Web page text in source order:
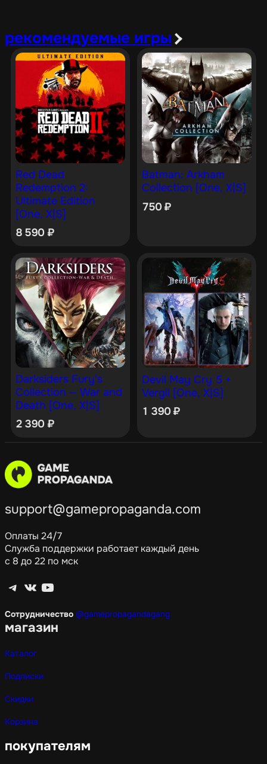
рекомендуемые игры
Red Dead
Redemption 2:
Ultimate Edition
[One, X|S]
8 590 ₽
Batman: Arkham
Collection [One, X|S]
750₽
Darksiders Fury’s
Collection — War and
Death [One, X|S]
2 390 ₽
Devil May Cry 5 +
Vergil [One, X|S]
1 390₽
support@gamepropaganda.com
Оплаты 24/7
Служба поддержки работает каждый день
с 8 до 22 по мск
Telegram ВКонтакте YouTube
Сотрудничество @gamepropagandagang
магазин
Каталог
Подписки
Скидки
Корзина
покупателям